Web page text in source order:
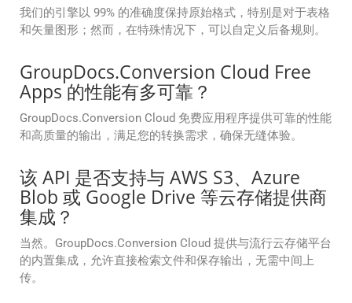
我们的引擎以 99% 的准确度保持原始格式，特别是对于表格
和矢量图形；然而，在特殊情况下，可以自定义后备规则。
GroupDocs.Conversion Cloud Free
Apps 的性能有多可靠？
GroupDocs.Conversion Cloud 免费应用程序提供可靠的性能
和高质量的输出，满足您的转换需求，确保无缝体验。
该 API 是否支持与 AWS S3、Azure
Blob 或 Google Drive 等云存储提供商
集成？
当然。GroupDocs.Conversion Cloud 提供与流行云存储平台
的内置集成，允许直接检索文件和保存输出，无需中间上
传。